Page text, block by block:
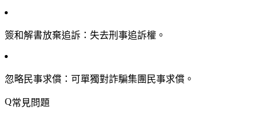
簽和解書放棄追訴 ：失去刑事追訴權。
忽略民事求償 ：可單獨對詐騙集團民事求償。
常見問題